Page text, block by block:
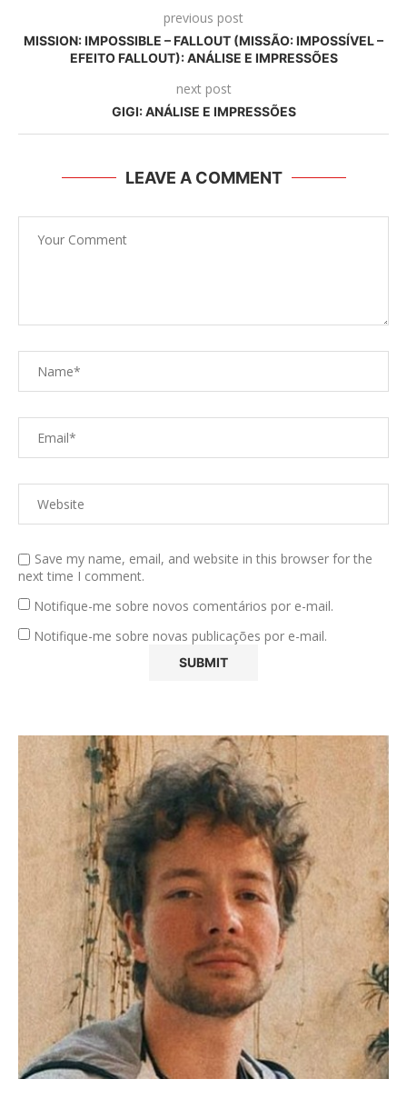
previous post
MISSION: IMPOSSIBLE – FALLOUT (MISSÃO: IMPOSSÍVEL –
EFEITO FALLOUT): ANÁLISE E IMPRESSÕES
next post
GIGI: ANÁLISE E IMPRESSÕES
LEAVE A COMMENT
Save my name, email, and website in this browser for the
next time I comment.
Notifique-me sobre novos comentários por e-mail.
Notifique-me sobre novas publicações por e-mail.